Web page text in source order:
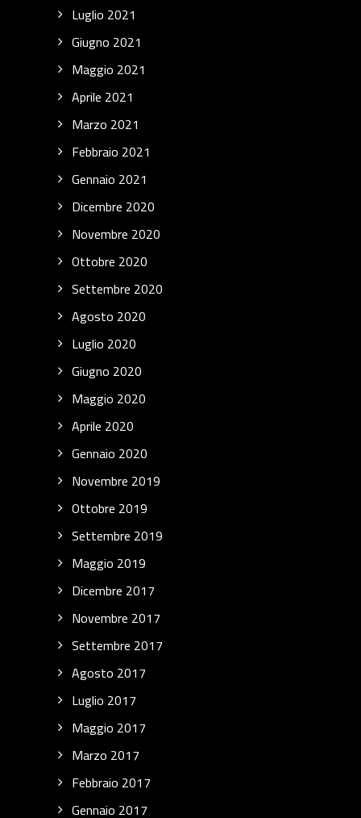
Luglio 2021
Giugno 2021
Maggio 2021
Aprile 2021
Marzo 2021
Febbraio 2021
Gennaio 2021
Dicembre 2020
Novembre 2020
Ottobre 2020
Settembre 2020
Agosto 2020
Luglio 2020
Giugno 2020
Maggio 2020
Aprile 2020
Gennaio 2020
Novembre 2019
Ottobre 2019
Settembre 2019
Maggio 2019
Dicembre 2017
Novembre 2017
Settembre 2017
Agosto 2017
Luglio 2017
Maggio 2017
Marzo 2017
Febbraio 2017
Gennaio 2017